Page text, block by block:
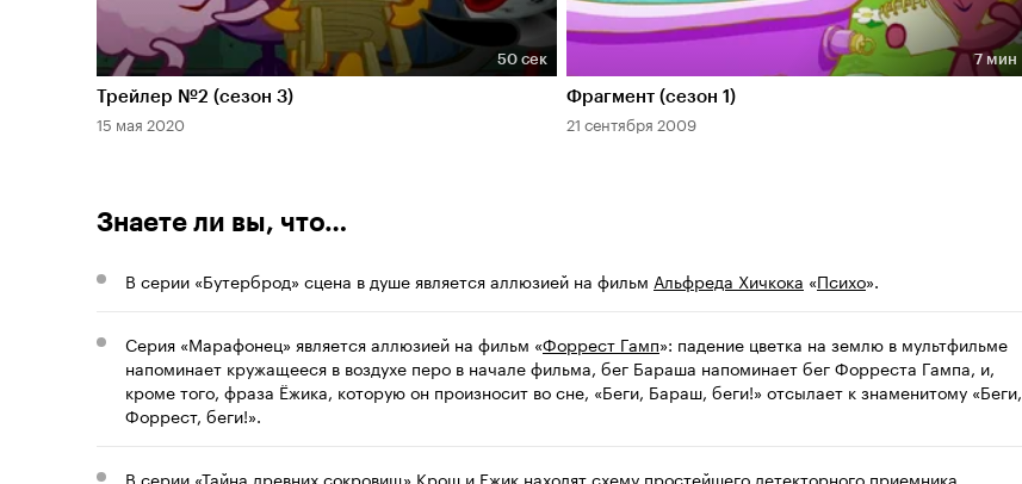
Длительность 50 сек
50 сек
Трейлер №2 (сезон 3)
15 мая 2020
Длительность 7 мин
7 мин
Фрагмент (сезон 1)
21 сентября 2009
Знаете ли вы, что…
В серии «Бутерброд» сцена в душе является аллюзией на фильм Альфреда Хичкока «Психо».
Серия «Марафонец» является аллюзией на фильм «Форрест Гамп»: падение цветка на землю в мультфильме
напоминает кружащееся в воздухе перо в начале фильма, бег Бараша напоминает бег Форреста Гампа, и,
кроме того, фраза Ёжика, которую он произносит во сне, «Беги, Бараш, беги!» отсылает к знаменитому «Беги,
Форрест, беги!».
В серии «Тайна древних сокровищ» Крош и Ежик находят схему простейшего детекторного приемника